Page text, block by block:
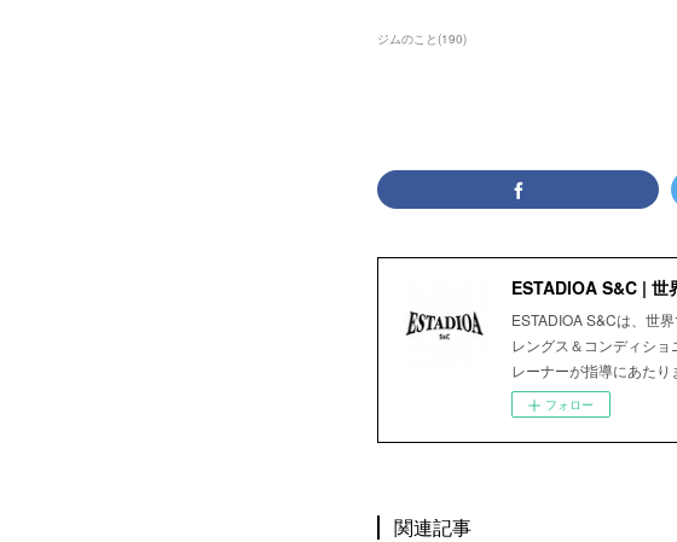
ジムのこと(190)
ESTADIOA S&C |
ESTADIOA S&Cは、世
レングス＆コンディシ
レーナーが指導にあたり
フォロー
関連記事